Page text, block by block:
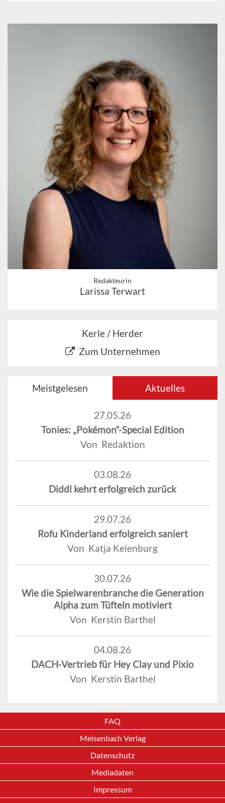
Redakteurin
Larissa Terwart
Kerle / Herder
Zum Unternehmen
Meistgelesen Aktuelles
27.05.26
Tonies: „Pokémon“-Special Edition
Von Redaktion
03.08.26
Diddl kehrt erfolgreich zurück
29.07.26
Rofu Kinderland erfolgreich saniert
Von Katja Keienburg
30.07.26
Wie die Spielwarenbranche die Generation
Alpha zum Tüfteln motiviert
Von Kerstin Barthel
04.08.26
DACH-Vertrieb für Hey Clay und Pixio
Von Kerstin Barthel
FAQ
Meisenbach Verlag
Datenschutz
Mediadaten
Impressum